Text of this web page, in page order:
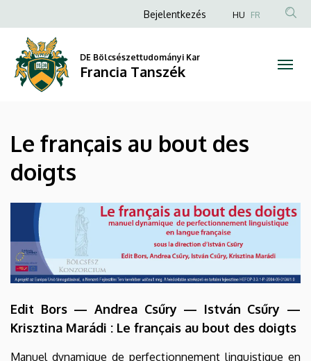
français
au
bout
doigts
Francia
Tanszék
a
tartalomra
Anonim
fiók
menüje
Bejelentkezés HU FR
DE Bölcsészettudományi Kar
Francia Tanszék
Le français au bout des
doigts
Edit Bors — Andrea Csűry — István Csűry —
Krisztina Marádi : Le français au bout des doigts
Manuel dynamique de perfectionnement linguistique en